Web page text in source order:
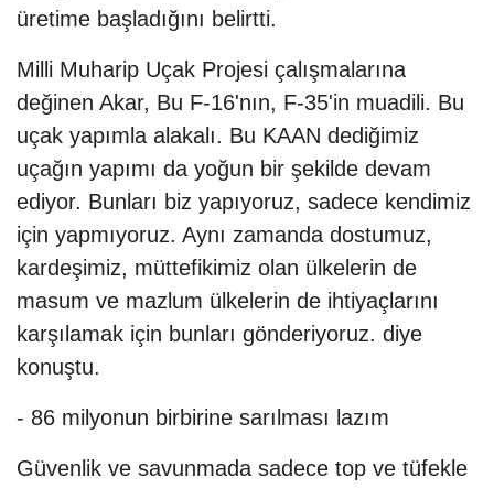
üretime başladığını belirtti.
Milli Muharip Uçak Projesi çalışmalarına
değinen Akar, Bu F-16'nın, F-35'in muadili. Bu
uçak yapımla alakalı. Bu KAAN dediğimiz
uçağın yapımı da yoğun bir şekilde devam
ediyor. Bunları biz yapıyoruz, sadece kendimiz
için yapmıyoruz. Aynı zamanda dostumuz,
kardeşimiz, müttefikimiz olan ülkelerin de
masum ve mazlum ülkelerin de ihtiyaçlarını
karşılamak için bunları gönderiyoruz. diye
konuştu.
- 86 milyonun birbirine sarılması lazım
Güvenlik ve savunmada sadece top ve tüfekle